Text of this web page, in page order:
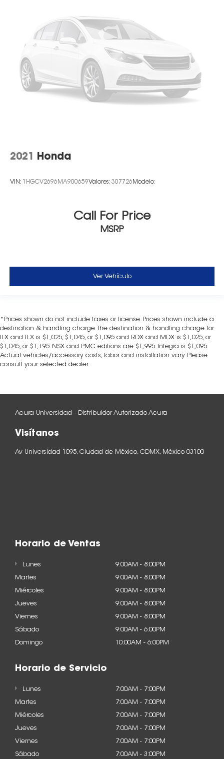
2021 Honda
VIN: 1HGCV2696MA900659Valores: 307726 Modelo:
Call For Price
MSRP
Ver Vehículo
*Prices shown do not include taxes or license. Prices shown include a
destination & handling charge. The destination & handling charge for
ILX and TLX is $1,025, $1,045, or $1,095 and RDX and MDX is $1,025, or
$1,045, or $1,195. NSX and PMC editions are $1,995. Integra is $1,095.
Actual vehicles/accessory costs, labor and installation vary. Please
consult your selected dealer.
Acura Universidad - Distribuidor Autorizado Acura
Visítanos
Av Universidad 1095, Ciudad de México, CDMX, México 03100
Horario de Ventas
Lunes
9:00AM - 8:00PM
Martes
9:00AM - 8:00PM
Miércoles
9:00AM - 8:00PM
Jueves
9:00AM - 8:00PM
Viernes
9:00AM - 8:00PM
Sábado
9:00AM - 6:00PM
Domingo
10:00AM - 6:00PM
Horario de Servicio
Lunes
7:00AM - 7:00PM
Martes
7:00AM - 7:00PM
Miércoles
7:00AM - 7:00PM
Jueves
7:00AM - 7:00PM
Viernes
7:00AM - 7:00PM
Sábado
7:00AM - 3:00PM